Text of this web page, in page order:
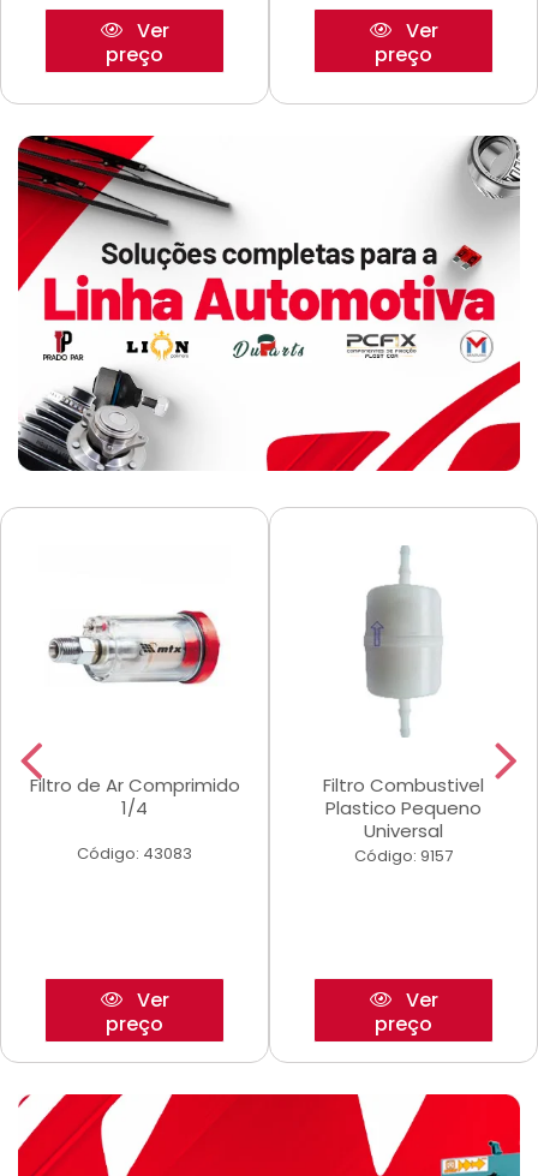
Ver
preço
Ver
preço
Filtro de Ar Comprimido
1/4
Código: 43083
Ver
preço
Filtro Combustivel
Plastico Pequeno
Universal
Código: 9157
Ver
preço